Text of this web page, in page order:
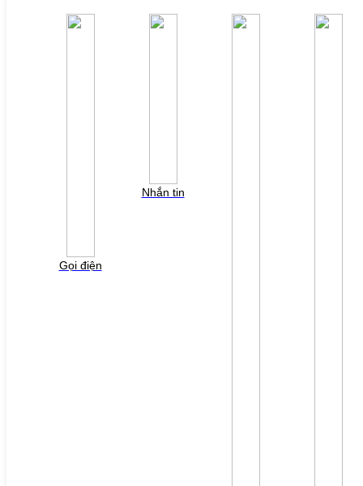
Phụ kiện Servo Sigma 7
HỖ TRỢ KỸ THUẬT
YÊU CẦU BÁO GIÁ
Gọi điện
Nhắn tin